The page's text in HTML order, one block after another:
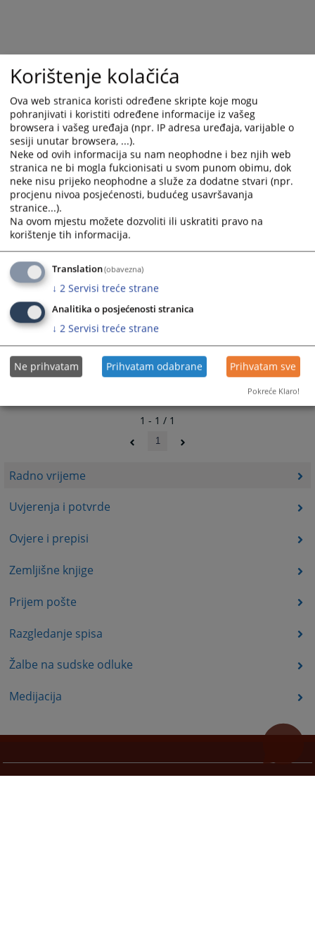
Radno vrijeme
Uvjerenja i potvrde
Ovjere i prepisi
Zemljišne knjige
Prijem pošte
Razgledanje spisa
Žalbe na sudske odluke
Medijacija
date.
Press
question
mark
key
to
get
the
keyboard
shortcuts
for
changing
dates.
date.
Press
question
mark
key
to
get
the
keyboard
for
1 - 1 / 1
1
Korištenje kolačića
Ova web stranica koristi određene skripte koje mogu
pohranjivati i koristiti određene informacije iz vašeg
browsera i vašeg uređaja (npr. IP adresa uređaja, varijable o
sesiji unutar browsera, ...).
Neke od ovih informacija su nam neophodne i bez njih web
stranica ne bi mogla fukcionisati u svom punom obimu, dok
neke nisu prijeko neophodne a služe za dodatne stvari (npr.
procjenu nivoa posjećenosti, budućeg usavršavanja
stranice...).
Na ovom mjestu možete dozvoliti ili uskratiti pravo na
korištenje tih informacija.
Translation(obavezna)
↓ 2 Servisi treće strane
Analitika o posjećenosti stranica
↓ 2 Servisi treće strane
Ne prihvatam Prihvatam odabrane Prihvatam sve
Pokreće Klaro!